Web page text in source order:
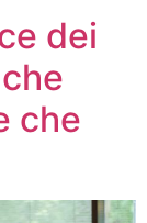
dei
che